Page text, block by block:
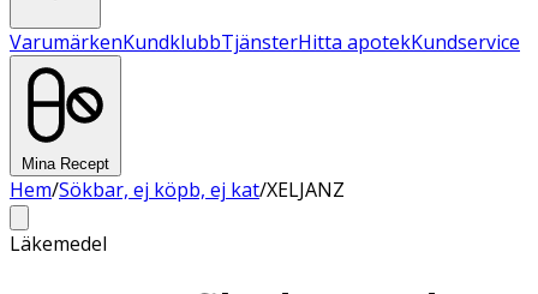
VarumärkenKundklubbTjänsterHitta apotekKundservice
Mina Recept
Hem/Sökbar, ej köpb, ej kat/XELJANZ
Läkemedel